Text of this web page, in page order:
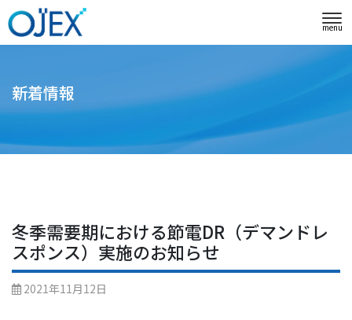
menu
新着情報
冬季需要期における節電DR（デマンドレ
スポンス）実施のお知らせ
2021年11月12日